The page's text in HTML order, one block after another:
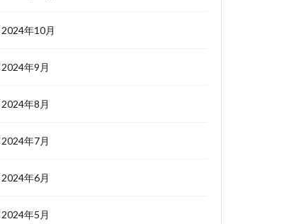
2024年10月
2024年9月
2024年8月
2024年7月
2024年6月
2024年5月